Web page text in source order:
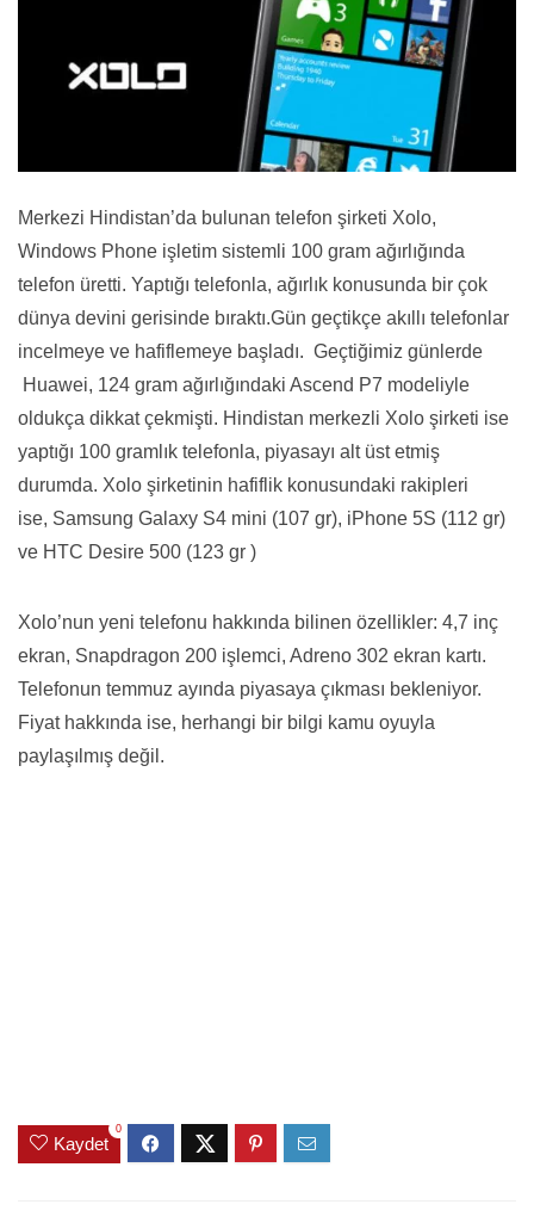
Merkezi Hindistan’da bulunan telefon şirketi Xolo,
Windows Phone işletim sistemli 100 gram ağırlığında
telefon üretti. Yaptığı telefonla, ağırlık konusunda bir çok
dünya devini gerisinde bıraktı.Gün geçtikçe akıllı telefonlar
incelmeye ve hafiflemeye başladı. Geçtiğimiz günlerde
Huawei, 124 gram ağırlığındaki Ascend P7 modeliyle
oldukça dikkat çekmişti. Hindistan merkezli Xolo şirketi ise
yaptığı 100 gramlık telefonla, piyasayı alt üst etmiş
durumda. Xolo şirketinin hafiflik konusundaki rakipleri
ise, Samsung Galaxy S4 mini (107 gr), iPhone 5S (112 gr)
ve HTC Desire 500 (123 gr )
Xolo’nun yeni telefonu hakkında bilinen özellikler: 4,7 inç
ekran, Snapdragon 200 işlemci, Adreno 302 ekran kartı.
Telefonun temmuz ayında piyasaya çıkması bekleniyor.
Fiyat hakkında ise, herhangi bir bilgi kamu oyuyla
paylaşılmış değil.
Kaydet
0